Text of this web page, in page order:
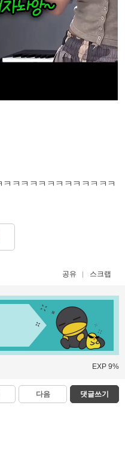
ㅋㅋㅋㅋㅋㅋㅋㅋㅋㅋㅋㅋ
공유 스크랩
EXP 9%
다음 댓글쓰기